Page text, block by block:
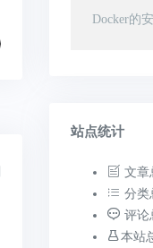
Docker的
站点统计
文章
分类
评论
本站